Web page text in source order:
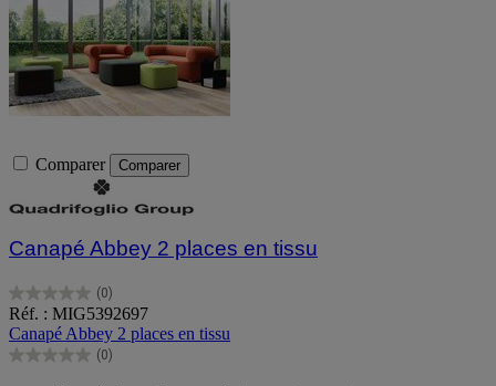
Comparer Comparer
Canapé Abbey 2 places en tissu
(0)
0.0
sur
5
étoiles.
Réf. : MIG5392697
Canapé Abbey 2 places en tissu
(0)
0.0